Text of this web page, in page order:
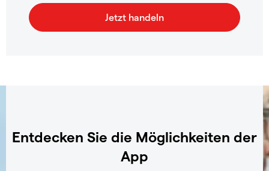
Entdecken Sie die Möglichkeiten der
App